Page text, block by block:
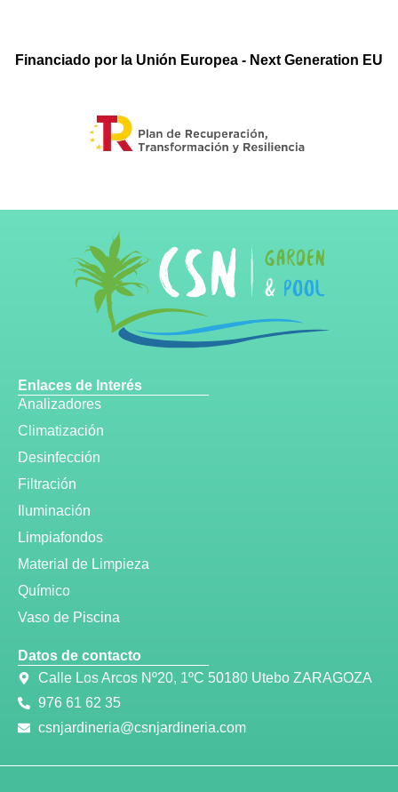
Financiado por la Unión Europea - Next Generation EU
Enlaces de Interés
Analizadores
Climatización
Desinfección
Filtración
Iluminación
Limpiafondos
Material de Limpieza
Químico
Vaso de Piscina
Datos de contacto
Calle Los Arcos Nº20, 1ºC 50180 Utebo ZARAGOZA
976 61 62 35
csnjardineria@csnjardineria.com